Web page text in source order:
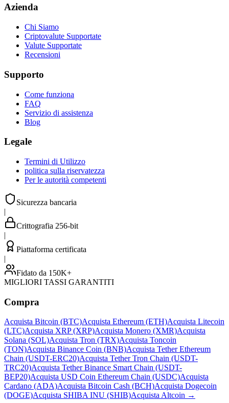
Azienda
Chi Siamo
Criptovalute Supportate
Valute Supportate
Recensioni
Supporto
Come funziona
FAQ
Servizio di assistenza
Blog
Legale
Termini di Utilizzo
politica sulla riservatezza
Per le autorità competenti
Sicurezza bancaria
|
Crittografia 256-bit
|
Piattaforma certificata
|
Fidato da 150K+
MIGLIORI TASSI GARANTITI
Compra
Acquista Bitcoin (BTC)Acquista Ethereum (ETH)Acquista Litecoin
(LTC)Acquista XRP (XRP)Acquista Monero (XMR)Acquista
Solana (SOL)Acquista Tron (TRX)Acquista Toncoin
(TON)Acquista Binance Coin (BNB)Acquista Tether Ethereum
Chain (USDT-ERC20)Acquista Tether Tron Chain (USDT-
TRC20)Acquista Tether Binance Smart Chain (USDT-
BEP20)Acquista USD Coin Ethereum Chain (USDC)Acquista
Cardano (ADA)Acquista Bitcoin Cash (BCH)Acquista Dogecoin
(DOGE)Acquista SHIBA INU (SHIB)Acquista Altcoin →